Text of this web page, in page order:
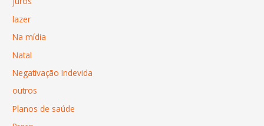
lazer
Na mídia
Natal
Negativação Indevida
outros
Planos de saúde